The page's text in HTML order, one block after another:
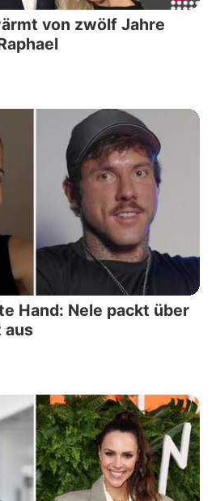
von zwölf Jahre
Hand: Nele packt über
aus